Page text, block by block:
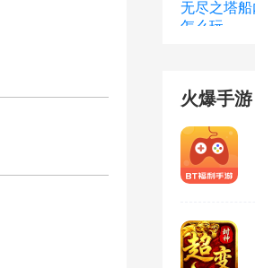
火爆手游